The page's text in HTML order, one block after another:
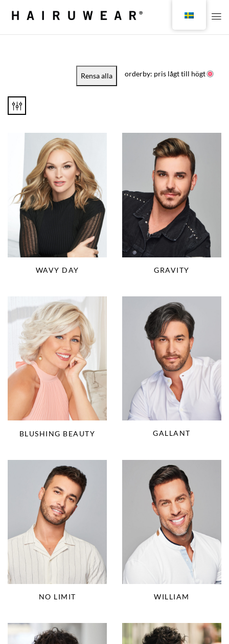
Rensa alla orderby: pris lågt till högt
WAVY DAY GRAVITY
BLUSHING BEAUTY GALLANT
NO LIMIT WILLIAM